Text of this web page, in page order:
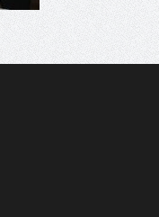
ΓΙΑ ΠΑΙΔΙΑ